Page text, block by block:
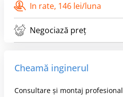
In rate, 146 lei/luna
Negociază preț
Cheamă inginerul
Consultare și montaj profesional